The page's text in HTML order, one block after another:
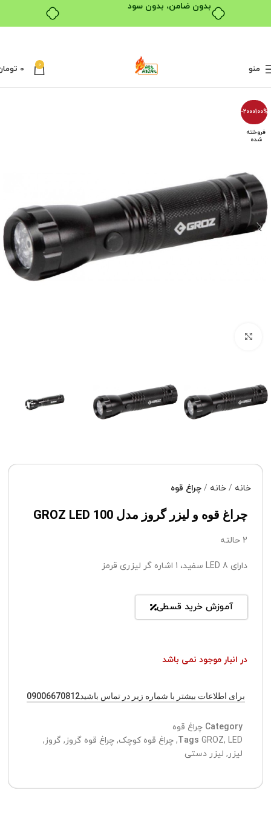
بدون ضامن، بدون سود
منو 0
0
-2000100%
فروخته
شده
خانه خانه چراغ قوه
چراغ قوه و لیزر گروز مدل GROZ LED 100
2 حالته
دارای 8 LED سفید، 1 اشاره گر لیزری قرمز
آموزش خرید قسطی
در انبار موجود نمی باشد
برای اطلاعات بیشتر با شماره زیر در تماس باشید09006670812
Category چراغ قوه
Tags GROZ, LED
, چراغ قوه کوچک, چراغ قوه گروز, گروز,
لیزر, لیزر دستی